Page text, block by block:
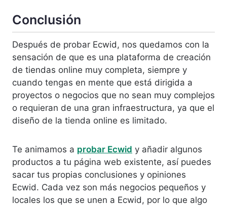
Conclusión
Después de probar Ecwid, nos quedamos con la
sensación de que es una plataforma de creación
de tiendas online muy completa, siempre y
cuando tengas en mente que está dirigida a
proyectos o negocios que no sean muy complejos
o requieran de una gran infraestructura, ya que el
diseño de la tienda online es limitado.
Te animamos a probar Ecwid y añadir algunos
productos a tu página web existente, así puedes
sacar tus propias conclusiones y opiniones
Ecwid. Cada vez son más negocios pequeños y
locales los que se unen a Ecwid, por lo que algo